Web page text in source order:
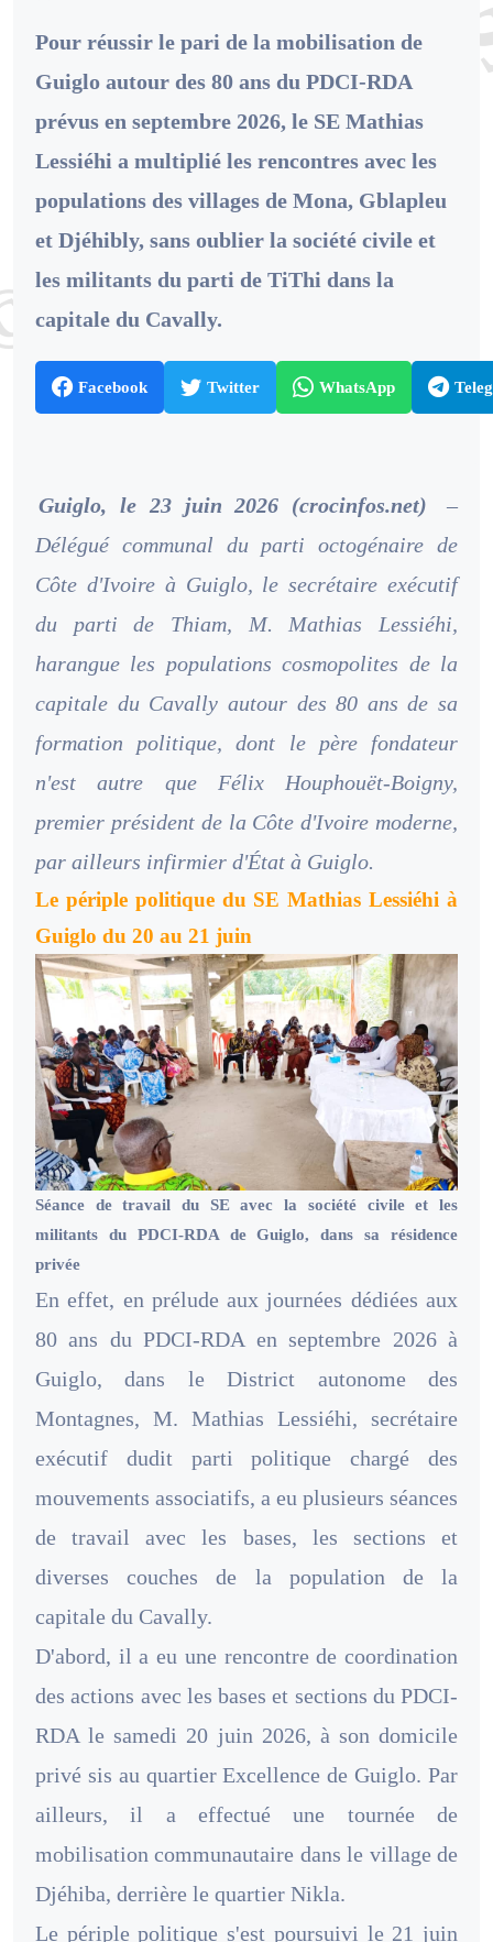
Pour réussir le pari de la mobilisation de
Guiglo autour des 80 ans du PDCI-RDA
prévus en septembre 2026, le SE Mathias
Lessiéhi a multiplié les rencontres avec les
populations des villages de Mona, Gblapleu
et Djéhibly, sans oublier la société civile et
les militants du parti de TiThi dans la
capitale du Cavally.
Facebook Twitter WhatsApp
Guiglo, le 23 juin 2026 (crocinfos.net)
–
Délégué communal du parti octogénaire de
Côte d'Ivoire à Guiglo, le secrétaire exécutif
du parti de Thiam, M. Mathias Lessiéhi,
harangue les populations cosmopolites de la
capitale du Cavally autour des 80 ans de sa
formation politique, dont le père fondateur
n'est autre que Félix Houphouët-Boigny,
premier président de la Côte d'Ivoire moderne,
par ailleurs infirmier d'État à Guiglo.
Le périple politique du SE Mathias Lessiéhi à
Guiglo du 20 au 21 juin
Séance de travail du SE avec la société civile et les
militants du PDCI-RDA de Guiglo, dans sa résidence
privée
En effet, en prélude aux journées dédiées aux
80 ans du PDCI-RDA en septembre 2026 à
Guiglo, dans le District autonome des
Montagnes, M. Mathias Lessiéhi, secrétaire
exécutif dudit parti politique chargé des
mouvements associatifs, a eu plusieurs séances
de travail avec les bases, les sections et
diverses couches de la population de la
capitale du Cavally.
D'abord, il a eu une rencontre de coordination
des actions avec les bases et sections du PDCI-
RDA le samedi 20 juin 2026, à son domicile
privé sis au quartier Excellence de Guiglo. Par
ailleurs, il a effectué une tournée de
mobilisation communautaire dans le village de
Djéhiba, derrière le quartier Nikla.
Le périple politique s'est poursuivi le 21 juin